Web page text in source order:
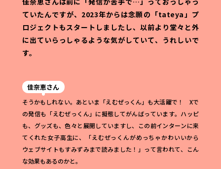
ていたんですが、2023年からは念願の「tateya」プ
ロジェクトもスタートしましたし、以前より堂々と外
に出ていらっしゃるような気がしていて、うれしいで
す。
佳奈恵さん
そうかもしれない。あといま「えむぜっくん」も大活躍で！ Xで
の発信も「えむぜっくん」に擬態してがんばっています。ハッピ
も、グッズも、色々と展開していますし、この前インターンに来
てくれた女子高生に、「えむぜっくんがめっちゃかわいいから
ウェブサイトもすみずみまで読みました！」って言われて、こん
な効果もあるのかと。